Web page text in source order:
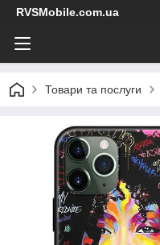
RVSMobile.com.ua
Товари та послуги